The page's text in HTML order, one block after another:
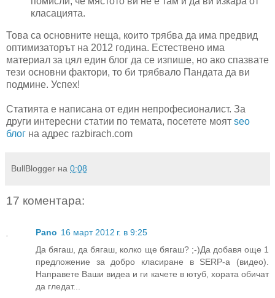
класацията.
Това са основните неща, които трябва да има предвид
оптимизаторът на 2012 година. Естествено има
материал за цял един блог да се изпише, но ако спазвате
тези основни фактори, то би трябвало Пандата да ви
подмине. Успех!
Статията е написана от един непрофесионалист. За
други интересни статии по темата, посетете моят seo
блог на адрес razbirach.com
BullBlogger на 0:08
17 коментара:
Pano 16 март 2012 г. в 9:25
Да бягаш, да бягаш, колко ще бягаш? ;-)Да добавя още 1
предложение за добро класиране в SERP-a (видео).
Направете Ваши видеа и ги качете в ютуб, хората обичат
да гледат...